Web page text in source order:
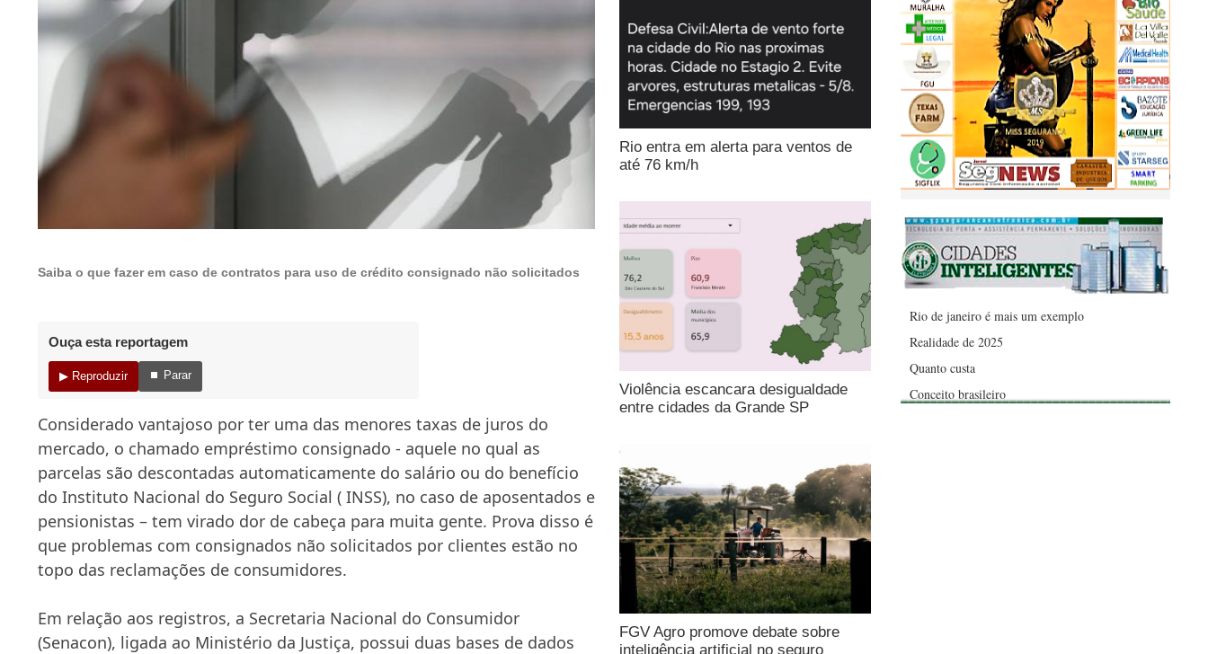
Saiba o que fazer em caso de contratos para uso de crédito consignado não solicitados
Ouça esta reportagem
▶ Reproduzir ⏹ Parar
Considerado vantajoso por ter uma das menores taxas de juros do
mercado, o chamado empréstimo consignado - aquele no qual as
parcelas são descontadas automaticamente do salário ou do benefício
do Instituto Nacional do Seguro Social ( INSS), no caso de aposentados e
pensionistas – tem virado dor de cabeça para muita gente. Prova disso é
que problemas com consignados não solicitados por clientes estão no
topo das reclamações de consumidores.
Em relação aos registros, a Secretaria Nacional do Consumidor
(Senacon), ligada ao Ministério da Justiça, possui duas bases de dados
Rio entra em alerta para ventos de
até 76 km/h
Violência escancara desigualdade
entre cidades da Grande SP
FGV Agro promove debate sobre
inteligência artificial no seguro
Rio de janeiro é mais um exemplo
Realidade de 2025
Quanto custa
Conceito brasileiro